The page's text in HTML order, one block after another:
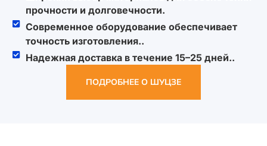
прочности и долговечности.
Современное оборудование обеспечивает
точность изготовления..
Надежная доставка в течение 15–25 дней..
ПОДРОБНЕЕ О ШУЦЗЕ